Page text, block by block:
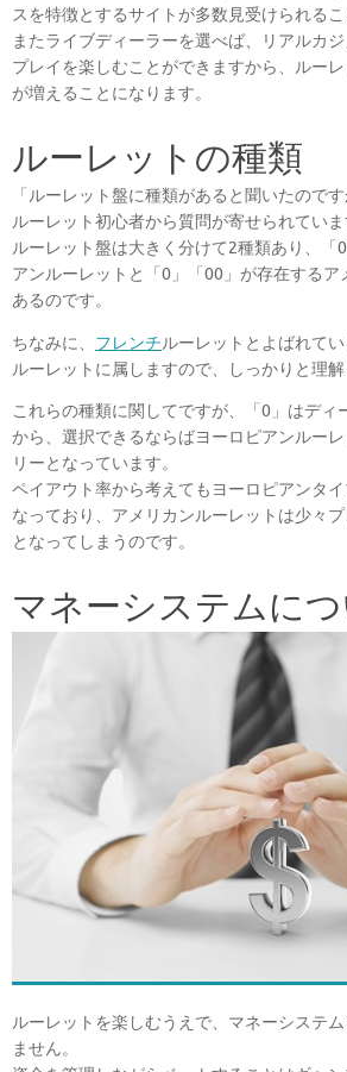
スを特徴とするサイトが多数見受けられるこ
またライブディーラーを選べば、リアルカ
プレイを楽しむことができますから、ルー
が増えることになります。
ルーレットの種類
「ルーレット盤に種類があると聞いたので
ルーレット初心者から質問が寄せられていま
ルーレット盤は大きく分けて2種類あり、「
アンルーレットと「0」「00」が存在する
あるのです。
ちなみに、 フレンチルーレットとよばれて
ルーレットに属しますので、しっかりと理解
これらの種類に関してですが、「0」はディ
から、選択できるならばヨーロピアンルー
リーとなっています。
ペイアウト率から考えてもヨーロピアンタ
なっており、アメリカンルーレットは少々
となってしまうのです。
マネーシステムに
ルーレットを楽しむうえで、マネーシステ
ません。